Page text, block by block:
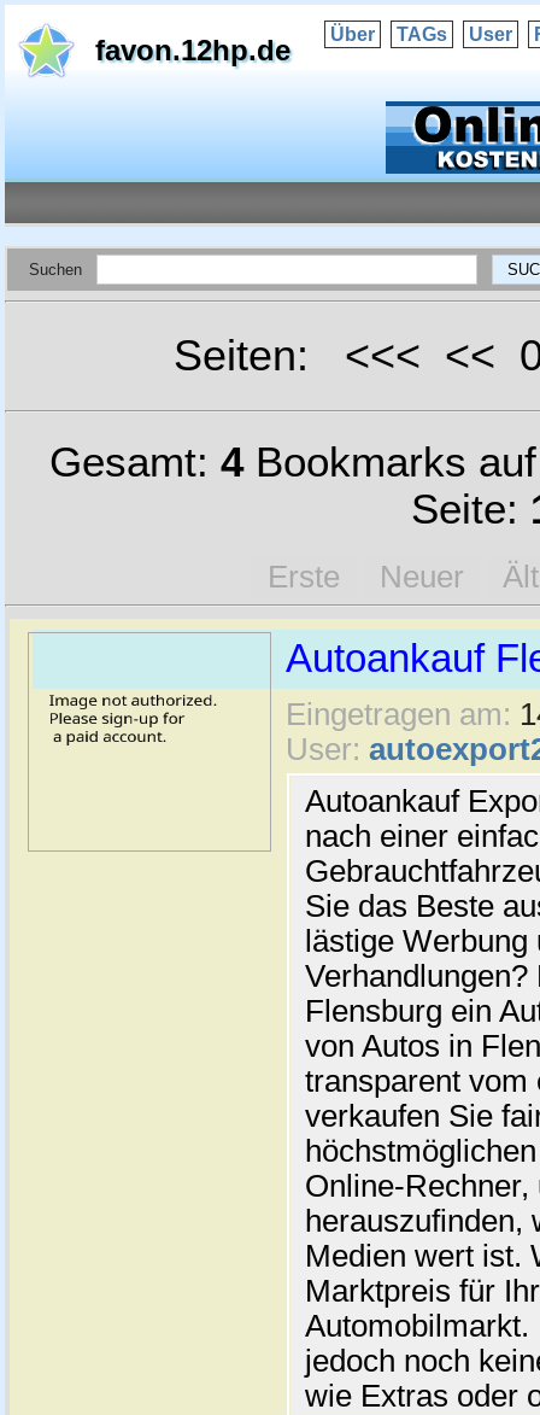
favon.12hp.de Über TAGs User
Suchen
Seiten: <<< <<
Gesamt: 4Bookmarks
Seite:
Erste Neuer
Autoankauf
Eingetragen am:
User:
Autoankauf
nach einer
Sie das Beste
lästige
Flensburg ein
von Autos in
transparent vom
verkaufen Sie
Online-
herauszufinden,
Medien wert ist.
Marktpreis für
jedoch noch
wie Extras oder